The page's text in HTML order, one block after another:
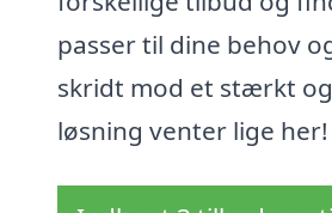
passer til dine behov
skridt mod et stærkt
løsning venter lige her!